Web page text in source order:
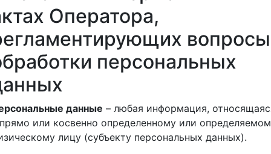
Оператора,
вопросы
персональных
данные – любая информация,
или косвенно определенному или
лицу (субъекту персональных данных).